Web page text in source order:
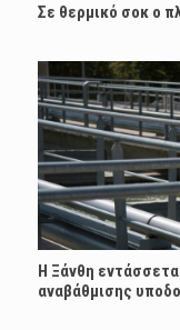
Σε θερμικό σοκ ο
Η Ξάνθη
αναβάθμισης